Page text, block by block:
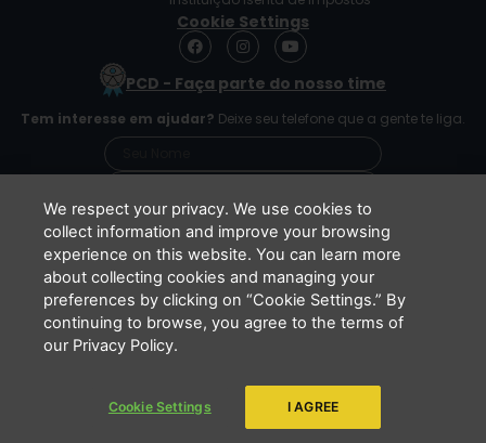
Cookie Settings
F
a
e
o
o
I
n
s
t
g
r
m
Y
o
t
b
e
PCD - Faça parte do nosso time
Tem interesse em ajudar? Deixe seu telefone que a gente te liga.
Li e concordo que minhas informações serão
tratadas de acordo com oAviso de Privacidade
da LBV
ENVIAR
Copyright 2026 - LBV - Legião da Boa Vontade. Todos os direitos
reservados.
We respect your privacy. We use cookies to
collect information and improve your browsing
experience on this website. You can learn more
about collecting cookies and managing your
preferences by clicking on “Cookie Settings.” By
continuing to browse, you agree to the terms of
our Privacy Policy.
Cookie Settings I AGREE